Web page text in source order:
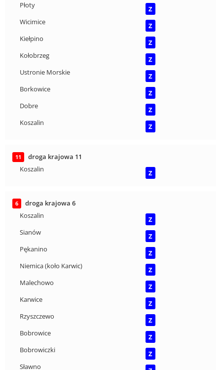
Płoty
Z
Wicimice
Z
Kiełpino
Z
Kołobrzeg
Z
Ustronie Morskie
Z
Borkowice
Z
Dobre
Z
Koszalin
Z
11
droga krajowa 11
Koszalin
Z
6
droga krajowa 6
Koszalin
Z
Sianów
Z
Pękanino
Z
Niemica (koło Karwic)
Z
Malechowo
Z
Karwice
Z
Rzyszczewo
Z
Bobrowice
Z
Bobrowiczki
Z
Sławno